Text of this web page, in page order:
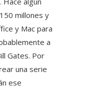
millones y
y Mac para
a
Gates. Por
una serie
ese